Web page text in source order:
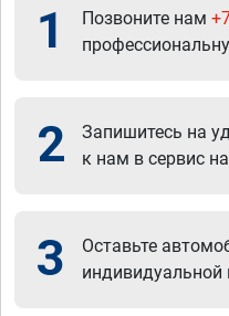
1 Позвоните нам
2
Запишитесь на
к нам в сервис
3
Оставьте
индивидуальной